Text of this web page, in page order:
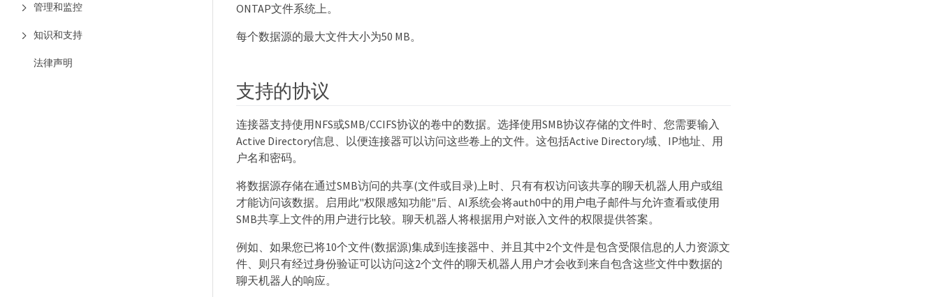
管理和监控
知识和支持
法律声明
ONTAP文件系统上。
每个数据源的最大文件大小为50 MB。
支持的协议
连接器支持使用NFS或SMB/CCIFS协议的卷中的数据。选择使用SMB协议存储的文件时、您需要输入
Active Directory信息、以便连接器可以访问这些卷上的文件。这包括Active Directory域、IP地址、用
户名和密码。
将数据源存储在通过SMB访问的共享(文件或目录)上时、只有有权访问该共享的聊天机器人用户或组
才能访问该数据。启用此"权限感知功能"后、AI系统会将auth0中的用户电子邮件与允许查看或使用
SMB共享上文件的用户进行比较。聊天机器人将根据用户对嵌入文件的权限提供答案。
例如、如果您已将10个文件(数据源)集成到连接器中、并且其中2个文件是包含受限信息的人力资源文
件、则只有经过身份验证可以访问这2个文件的聊天机器人用户才会收到来自包含这些文件中数据的
聊天机器人的响应。